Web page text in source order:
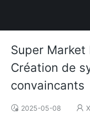
Super Market
Création de
convaincants
2025-05-08